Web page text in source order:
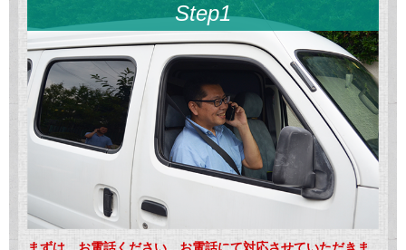
Step1
まずは、お電話ください。お電話にて対応させていただきま